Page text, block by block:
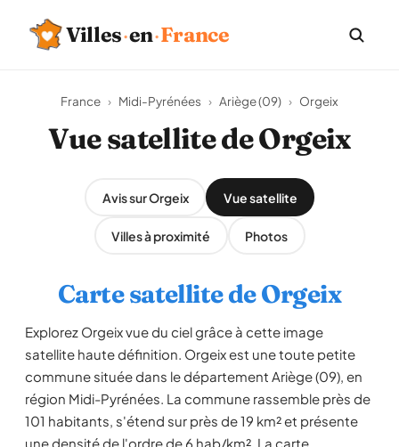
Villes·en·France
France › Midi-Pyrénées › Ariège (09) › Orgeix
Vue satellite de Orgeix
Avis sur Orgeix Vue satellite
Villes à proximité Photos
Carte satellite de Orgeix
Explorez Orgeix vue du ciel grâce à cette image
satellite haute définition. Orgeix est une toute petite
commune située dans le département Ariège (09), en
région Midi-Pyrénées. La commune rassemble près de
101 habitants, s'étend sur près de 19 km² et présente
une densité de l'ordre de 6 hab/km². La carte